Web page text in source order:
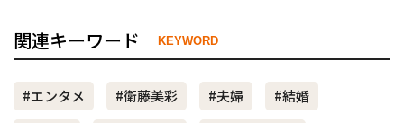
関連キーワード KEYWORD
#エンタメ #衛藤美彩 #夫婦
#結婚